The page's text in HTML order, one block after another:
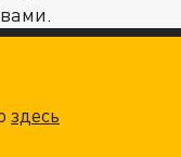
здесь